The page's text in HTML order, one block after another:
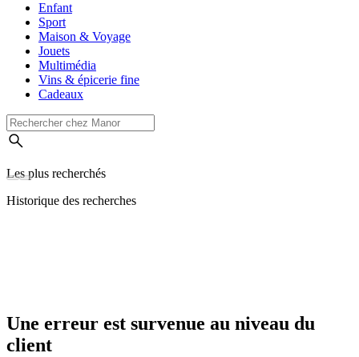
Enfant
Sport
Maison & Voyage
Jouets
Multimédia
Vins & épicerie fine
Cadeaux
Les plus recherchés
Historique des recherches
Une erreur est survenue au niveau du
client